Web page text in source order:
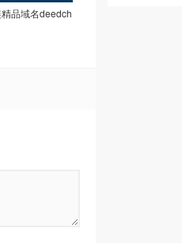
品域名deedch